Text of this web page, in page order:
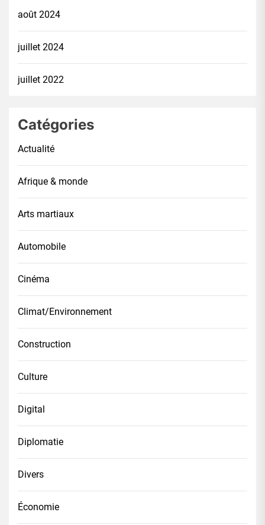
août 2024
juillet 2024
juillet 2022
Catégories
Actualité
Afrique & monde
Arts martiaux
Automobile
Cinéma
Climat/Environnement
Construction
Culture
Digital
Diplomatie
Divers
Économie